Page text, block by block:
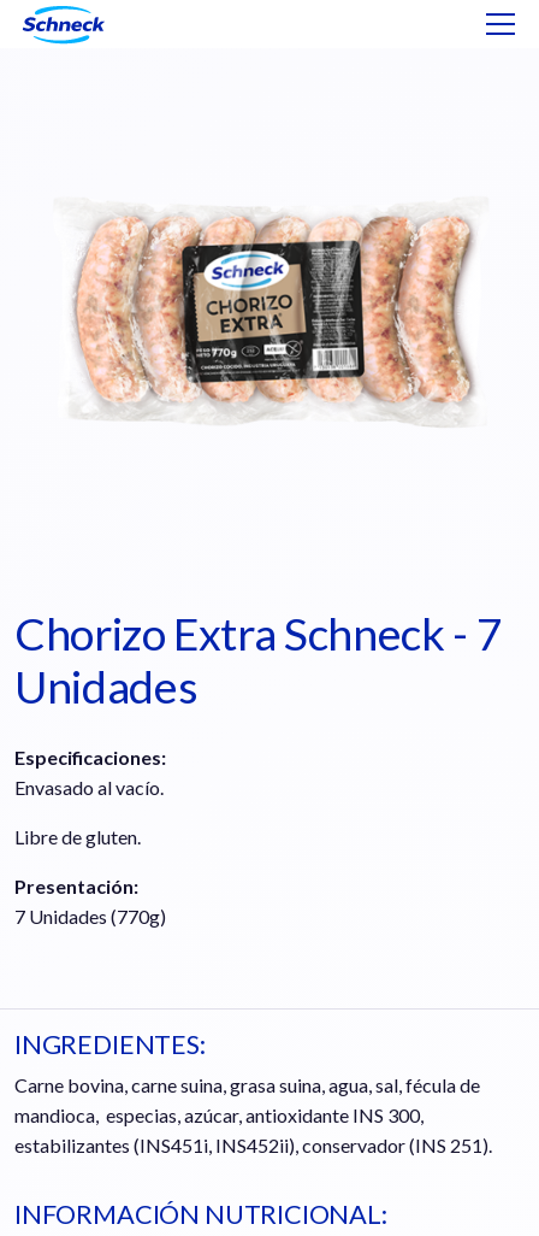
Chorizo Extra Schneck - 7
Unidades
Especificaciones:
Envasado al vacío.
Libre de gluten.
Presentación:
7 Unidades (770g)
INGREDIENTES:
Carne bovina, carne suina, grasa suina, agua, sal, fécula de
mandioca, especias, azúcar, antioxidante INS 300,
estabilizantes (INS451i, INS452ii), conservador (INS 251).
INFORMACIÓN NUTRICIONAL: